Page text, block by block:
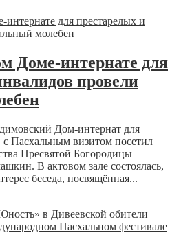
Доме-интернате для
провели
Дом-интернат для
Пасхальным визитом посетил
Пресвятой Богородицы
В актовом зале состоялась,
беседа, посвящённая...